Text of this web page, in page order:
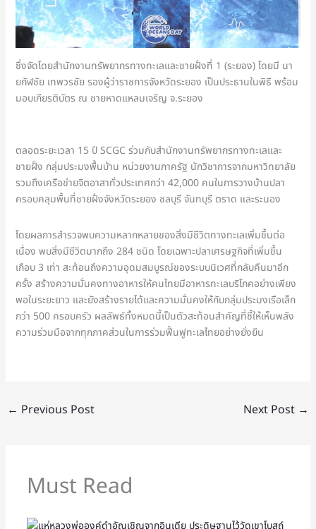
ซึ่งจัดโดยสำนักงานทรัพยากรทางทะเลและชายฝั่งที่ 1 (ระยอง) โดยมี นา
ยกัฬชัย เทพวรชัย รองผู้ว่าราชการจังหวัดระยอง เป็นประธานในพิธี พร้อม
มอบเกียรติบัตร ณ ชายหาดแหลมเจริญ จ.ระยอง
ตลอดระยะเวลา 15 ปี SCGC ร่วมกับสำนักงานทรัพยากรทางทะเลและ
ชายฝั่ง กลุ่มประมงพื้นบ้าน หน่วยงานภาครัฐ นักวิชาการจากมหาวิทยาลัย
รวมถึงเครือข่ายจิตอาสาทั่วประเทศกว่า 42,000 คนในการวางบ้านปลา
ครอบคลุมพื้นที่ชายฝั่งจังหวัดระยอง ชลบุรี จันทบุรี ตราด และระนอง
โดยผลการสำรวจพบความหลากหลายของสิ่งมีชีวิตทางทะเลเพิ่มขึ้นต่อ
เนื่อง พบสิ่งมีชีวิตมากถึง 284 ชนิด โดยเฉพาะปลาเศรษฐกิจที่เพิ่มขึ้น
เกือบ 3 เท่า สะท้อนถึงความอุดมสมบูรณ์ของระบบนิเวศที่กลับคืนมาอีก
ครั้ง สร้างความมั่นคงทางอาหารให้คนไทยมีอาหารทะเลบริโภคอย่างเพียง
พอในระยะยาว และยังสร้างรายได้และความมั่นคงให้กับกลุ่มประมงเรือเล็ก
กว่า 500 ครอบครัว ผลลัพธ์ทั้งหมดนี้เป็นตัวสะท้อนสำคัญที่ชี้ให้เห็นพลัง
ความร่วมมือจากทุกภาคส่วนในการร่วมฟื้นฟูทะเลไทยอย่างยั่งยืน
← Previous Post Next Post →
Must Read